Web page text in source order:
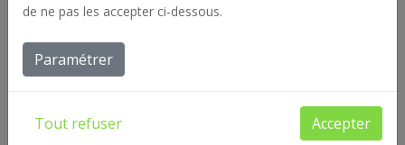
A propos
de ne pas les accepter ci-dessous.
Paramétrer
Tout refuser Accepter